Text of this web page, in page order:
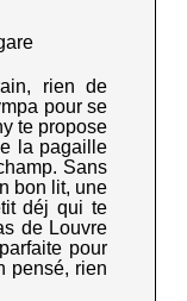
rien de
pour se
te propose
la pagaille
Sans
bon lit, une
déj qui te
de Louvre
pour
pensé, rien